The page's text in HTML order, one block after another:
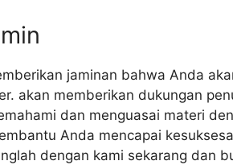
jaminan bahwa Anda
akan memberikan dukungan
dan menguasai materi
Anda mencapai
dengan kami sekarang dan